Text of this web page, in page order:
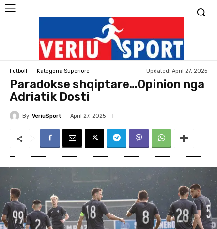
Futboll Kategoria Superiore Updated: April 27, 2025
Paradokse shqiptare…Opinion nga
Adriatik Dosti
By VeriuSport April 27, 2025